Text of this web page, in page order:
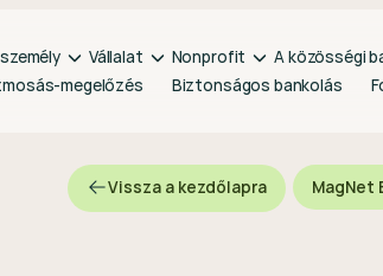
Vállalat Nonprofit A közösségi
megelőzés
Biztonságos bankolás
Vissza a kezdőlapra MagNet